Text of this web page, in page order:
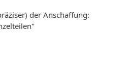
der Anschaffung: